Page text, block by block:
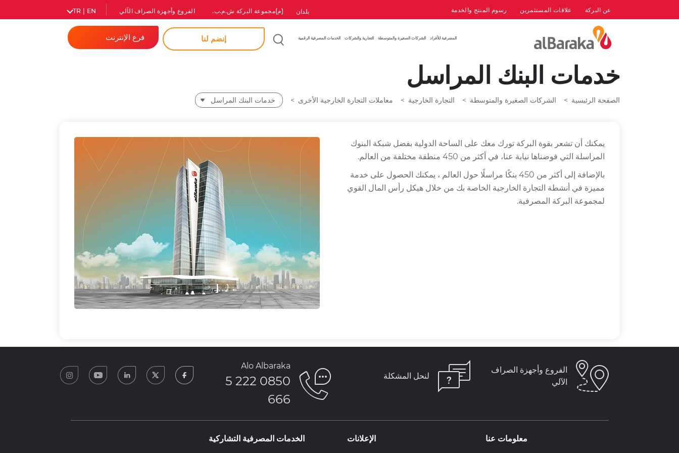
عن البركة علاقات المستثمرين رسوم المنتج والخدمة بلدان (م)مجموعة البركة ش.م.ب. الفروع وأجهزة الصراف الآلي TR | EN
الخدمات المصرفية الرقمية التجارية والشركات الشركات الصغيرة والمتوسطة المصرفية للأفراد بحث إنضم لنا فرع الإنترنت
خدمات البنك المراسل
الصفحة الرئيسية الشركات الصغيرة والمتوسطة التجارة الخارجية معاملات التجارة الخارجية الأخرى خدمات البنك المراسل
يمكنك أن تشعر بقوة البركة تورك معك على الساحة الدولية بفضل شبكة البنوك
المراسلة التي فوضناها نيابة عنا، في أكثر من 450 منطقة مختلفة من العالم.
بالإضافة إلى أكثر من 450 بنكًا مراسلًا حول العالم ، يمكنك الحصول على خدمة
مميزة في أنشطة التجارة الخارجية الخاصة بك من خلال هيكل رأس المال القوي
لمجموعة البركة المصرفية.
الفروع وأجهزة الصراف
الآلي
لنحل المشكلة
Alo Albaraka
0850 222 5
666
facebook
twitter
linkedin
youtube
instagram
معلومات عنا الإعلانات الخدمات المصرفية التشاركية